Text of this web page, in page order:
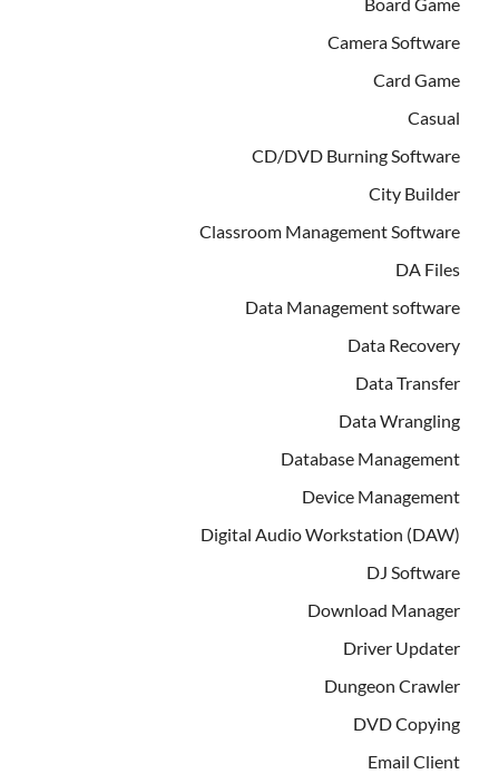
Camera Software
Card Game
Casual
CD/DVD Burning Software
City Builder
Classroom Management Software
DA Files
Data Management software
Data Recovery
Data Transfer
Data Wrangling
Database Management
Device Management
Digital Audio Workstation (DAW)
DJ Software
Download Manager
Driver Updater
Dungeon Crawler
DVD Copying
Email Client